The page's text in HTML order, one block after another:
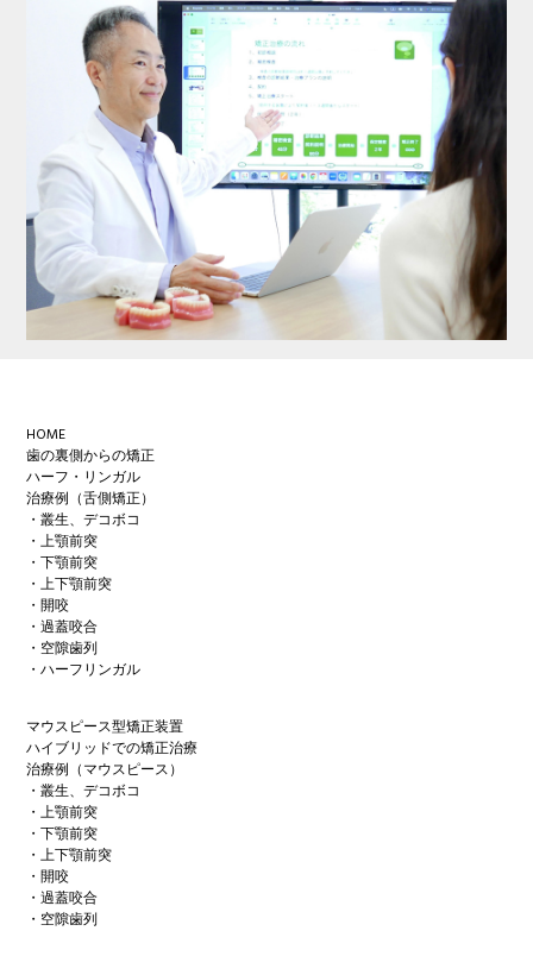
Footer
HOME
歯の裏側からの矯正
ハーフ・リンガル
治療例（舌側矯正）
・叢生、デコボコ
・上顎前突
・下顎前突
・上下顎前突
・開咬
・過蓋咬合
・空隙歯列
・ハーフリンガル
マウスピース型矯正装置
ハイブリッドでの矯正治療
治療例（マウスピース）
・叢生、デコボコ
・上顎前突
・下顎前突
・上下顎前突
・開咬
・過蓋咬合
・空隙歯列